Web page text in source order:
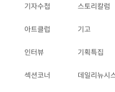
기자수첩 스토리칼럼
아트클럽 기고
인터뷰 기획특집
섹션코너 데일리뉴시